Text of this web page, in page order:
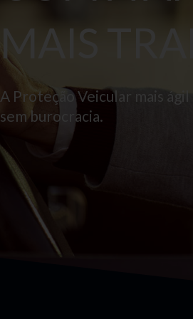
MAIS
A Proteção Veicular mais
sem burocracia.